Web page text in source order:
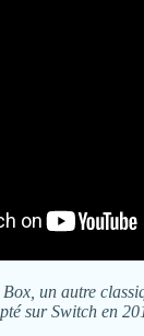
un autre
sur Switch en